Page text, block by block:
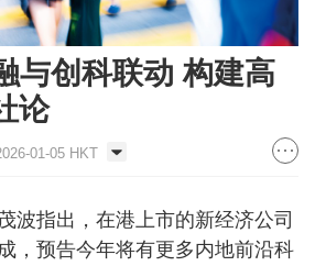
与创科联动 构建高
论
01-05 HKT
指出，在港上市的新经济公司
，预告今年将有更多内地前沿科